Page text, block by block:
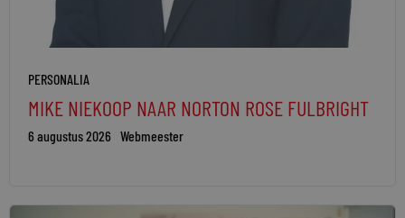
PERSONALIA
MIKE NIEKOOP NAAR NORTON ROSE FULBRIGHT
6 augustus 2026 Webmeester